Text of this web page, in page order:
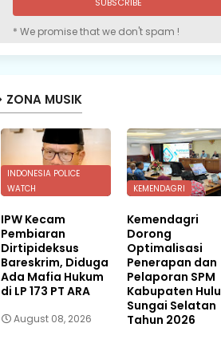
* We promise that we don't spam !
ZONA MUSIK
INDONESIA POLICE
WATCH
IPW Kecam
Pembiaran
Dirtipideksus
Bareskrim, Diduga
Ada Mafia Hukum
di LP 173 PT ARA
August 08, 2026
KEMENDAGRI
Kemendagri
Dorong
Optimalisasi
Penerapan dan
Pelaporan SPM
Kabupaten Hulu
Sungai Selatan
Tahun 2026